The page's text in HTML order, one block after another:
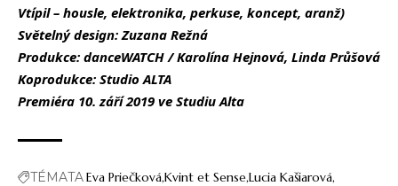
Vtípil – housle, elektronika, perkuse, koncept, aranž)
Světelný design: Zuzana Režná
Produkce: danceWATCH / Karolína Hejnová, Linda Průšová
Koprodukce: Studio ALTA
Premiéra 10. září 2019 ve Studiu Alta
TÉMATAEva PriečkováKvint et SenseLucia Kašiarová